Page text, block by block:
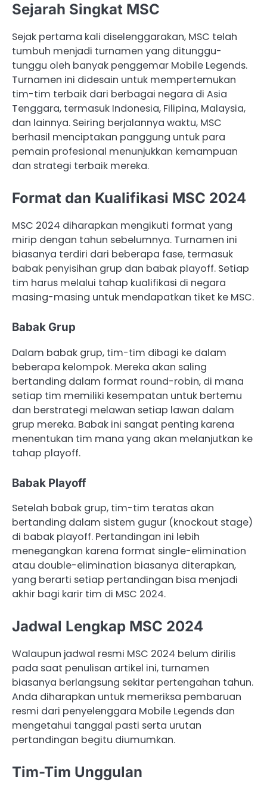
Sejarah Singkat MSC
Sejak pertama kali diselenggarakan, MSC telah
tumbuh menjadi turnamen yang ditunggu-
tunggu oleh banyak penggemar Mobile Legends.
Turnamen ini didesain untuk mempertemukan
tim-tim terbaik dari berbagai negara di Asia
Tenggara, termasuk Indonesia, Filipina, Malaysia,
dan lainnya. Seiring berjalannya waktu, MSC
berhasil menciptakan panggung untuk para
pemain profesional menunjukkan kemampuan
dan strategi terbaik mereka.
Format dan Kualifikasi MSC 2024
MSC 2024 diharapkan mengikuti format yang
mirip dengan tahun sebelumnya. Turnamen ini
biasanya terdiri dari beberapa fase, termasuk
babak penyisihan grup dan babak playoff. Setiap
tim harus melalui tahap kualifikasi di negara
masing-masing untuk mendapatkan tiket ke MSC.
Babak Grup
Dalam babak grup, tim-tim dibagi ke dalam
beberapa kelompok. Mereka akan saling
bertanding dalam format round-robin, di mana
setiap tim memiliki kesempatan untuk bertemu
dan berstrategi melawan setiap lawan dalam
grup mereka. Babak ini sangat penting karena
menentukan tim mana yang akan melanjutkan ke
tahap playoff.
Babak Playoff
Setelah babak grup, tim-tim teratas akan
bertanding dalam sistem gugur (knockout stage)
di babak playoff. Pertandingan ini lebih
menegangkan karena format single-elimination
atau double-elimination biasanya diterapkan,
yang berarti setiap pertandingan bisa menjadi
akhir bagi karir tim di MSC 2024.
Jadwal Lengkap MSC 2024
Walaupun jadwal resmi MSC 2024 belum dirilis
pada saat penulisan artikel ini, turnamen
biasanya berlangsung sekitar pertengahan tahun.
Anda diharapkan untuk memeriksa pembaruan
resmi dari penyelenggara Mobile Legends dan
mengetahui tanggal pasti serta urutan
pertandingan begitu diumumkan.
Tim-Tim Unggulan